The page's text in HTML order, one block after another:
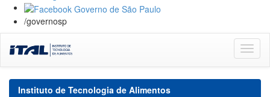
/governosp
navigation
Instituto de Tecnologia de Alimentos